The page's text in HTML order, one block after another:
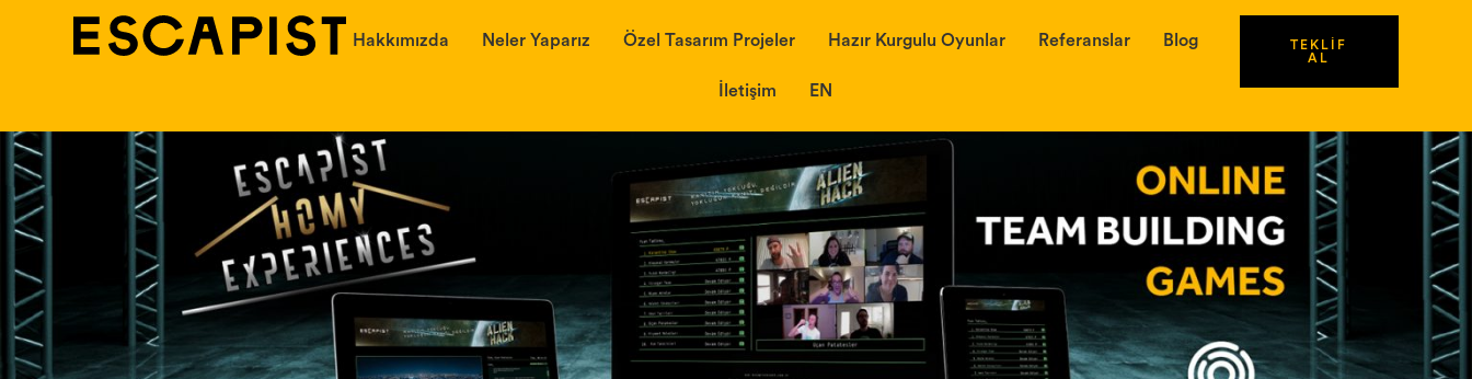
Hakkımızda Neler Yaparız Özel Tasarım Projeler Hazır Kurgulu Oyunlar Referanslar Blog
İletişim EN
TEKLİF
AL